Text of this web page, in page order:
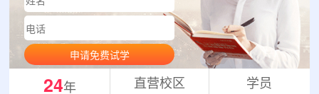
申请免费试学
24年 直营校区 学员